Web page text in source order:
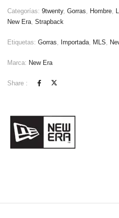
Categorías: 9twenty, Gorras, Hombre,
New Era, Strapback
Etiquetas: Gorras, Importada, MLS,
Marca: New Era
Share :